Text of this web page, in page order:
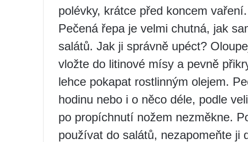
polévky, krátce před koncem vaření.
Pečená řepa je velmi chutná, jak
salátů. Jak ji správně upéct?
vložte do litinové mísy a pevně
lehce pokapat rostlinným olejem.
hodinu nebo i o něco déle, podle
po propíchnutí nožem nezměkne.
používat do salátů, nezapomeňte ji